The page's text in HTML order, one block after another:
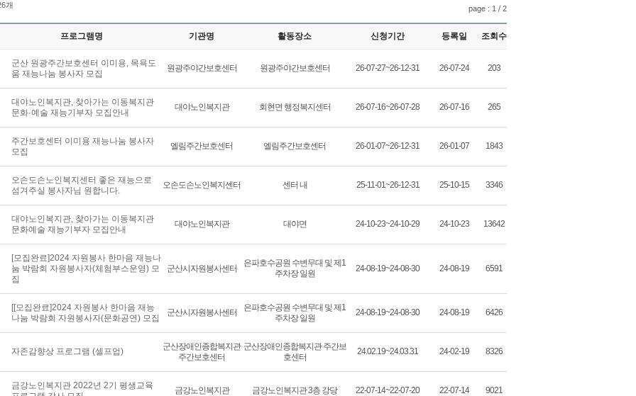
개 page : 1 / 2
프로그램명 기관명 활동장소 신청기간 등록일 조회수
군산 원광주간보호센터 이미용, 목욕도
움 재능나눔 봉사자 모집
원광주야간보호센터 원광주야간보호센터 26-07-27~26-12-31 26-07-24 203
대야노인복지관, 찾아가는 이동복지관
문화·예술 재능기부자 모집안내
대야노인복지관 회현면 행정복지센터 26-07-16~26-07-28 26-07-16 265
주간보호센터 이미용 재능나눔 봉사자
모집
엘림주간보호센터 엘림주간보호센터 26-01-07~26-12-31 26-01-07 1843
오손도손노인복지센터 좋은 재능으로
섬겨주실 봉사자님 원합니다.
오손도손노인복지센터 센터 내 25-11-01~26-12-31 25-10-15 3346
대야노인복지관, 찾아가는 이동복지관
문화예술 재능기부자 모집안내
대야노인복지관 대야면 24-10-23~24-10-29 24-10-23 13642
[모집완료]2024 자원봉사 한마음 재능나
눔 박람회 자원봉사자(체험부스운영) 모
집
군산시자원봉사센터
은파호수공원 수변무대 및 제1
주차장 일원
24-08-19~24-08-30 24-08-19 6591
[[모집완료]2024 자원봉사 한마음 재능
나눔 박람회 자원봉사자(문화공연) 모집
군산시자원봉사센터
은파호수공원 수변무대 및 제1
주차장 일원
24-08-19~24-08-30 24-08-19 6426
자존감향상 프로그램 (셀프업)
군산장애인종합복지관
주간보호센터
군산장애인종합복지관 주간보
호센터
24.02.19~24.03.31 24-02-19 8326
금강노인복지관 2022년 2기 평생교육
금강노인복지관 금강노인복지관 3층 강당 22-07-14~22-07-20 22-07-14 9021